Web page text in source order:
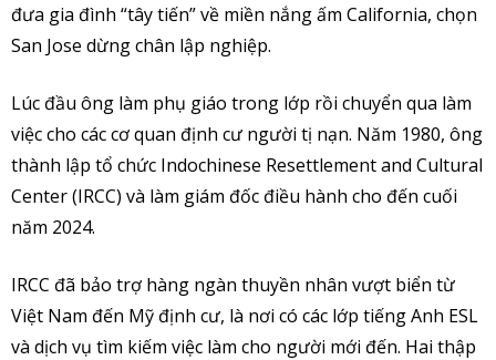
đưa gia đình “tây tiến” về miền nắng ấm California, chọn
San Jose dừng chân lập nghiệp.
Lúc đầu ông làm phụ giáo trong lớp rồi chuyển qua làm
việc cho các cơ quan định cư người tị nạn. Năm 1980, ông
thành lập tổ chức Indochinese Resettlement and Cultural
Center (IRCC) và làm giám đốc điều hành cho đến cuối
năm 2024.
IRCC đã bảo trợ hàng ngàn thuyền nhân vượt biển từ
Việt Nam đến Mỹ định cư, là nơi có các lớp tiếng Anh ESL
và dịch vụ tìm kiếm việc làm cho người mới đến. Hai thập